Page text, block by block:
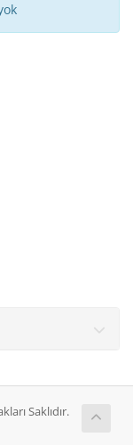
Saklıdır.